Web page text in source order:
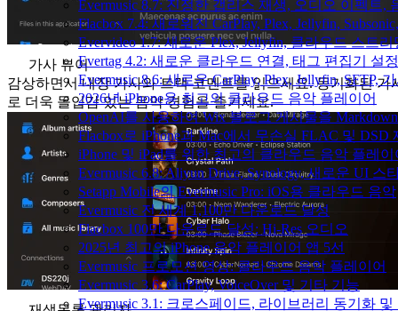
Evermusic 8.7: 진정한 갭리스 재생, 오디오 이펙트
Flacbox 7.4: 새로워진 CarPlay, Plex, Jellyfin,
Evervideo 1.7: 새로운 Plex, Jellyfin, 클라우드 스트
Evertag 4.2: 새로운 클라우드 연결, 태그 편집기 설
Evermusic 8.6: 새로운 CarPlay, Plex, Jellyfin, SFTP,
2026년 iPhone용 최고의 클라우드 음악 플레이어
OpenAI를 사용하여 Wix 블로그 게시물을
Flacbox로 iPhone과 Mac에서 무손실 FLAC 및 DSD
iPhone 및 iPad를 위한 최고의 클라우드 음악 플레이
Evermusic 6.8: Aliyun Drive, Synology, 새로운 UI 스
Setapp Mobile의 Evermusic Pro: iOS용 클라우드 음악
Evermusic 전 세계 1,100만 다운로드 달성
Flacbox 100만 다운로드 달성: Hi-Res 오디오
2025년 최고의 iPhone 음악 플레이어 앱 5선
Evermusic 프로모션 영상: 클라우드 음악 플레이어
Evermusic 3.6: CarPlay, VoiceOver 및 기타 기능
Evermusic 3.1: 크로스페이드, 라이브러리 동기화 및
가사 뷰어
감상하면서 내장 가사와 트랙 코멘트를 읽으세요. 동기화된 가
로 더욱 몰입감 있는 음악 경험을 즐기세요.